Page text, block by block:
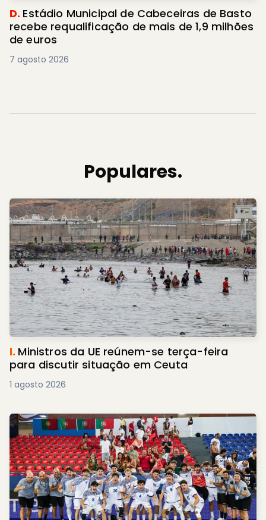
D. Estádio Municipal de Cabeceiras de Basto
recebe requalificação de mais de 1,9 milhões
de euros
7 agosto 2026
Populares.
I. Ministros da UE reúnem-se terça-feira
para discutir situação em Ceuta
1 agosto 2026